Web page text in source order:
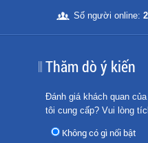
Số người online:
Thăm dò ý kiến
Đánh giá khách quan
tôi cung cấp? Vui lòng
Không có gì nổi bật